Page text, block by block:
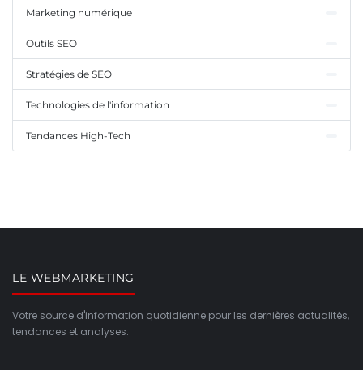
Marketing numérique
Outils SEO
Stratégies de SEO
Technologies de l'information
Tendances High-Tech
LE WEBMARKETING
Votre source d'information quotidienne pour les dernières actualités,
tendances et analyses.